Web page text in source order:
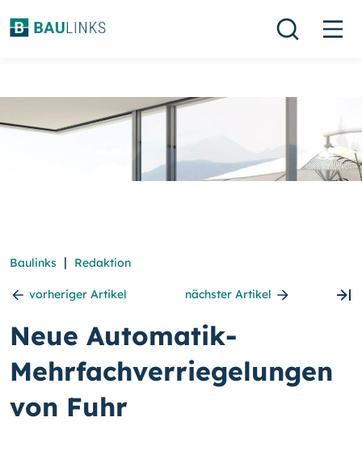
Baulinks | Redaktion
vorheriger Artikel nächster Artikel
Neue Automatik-
Mehrfachverriegelungen
von Fuhr